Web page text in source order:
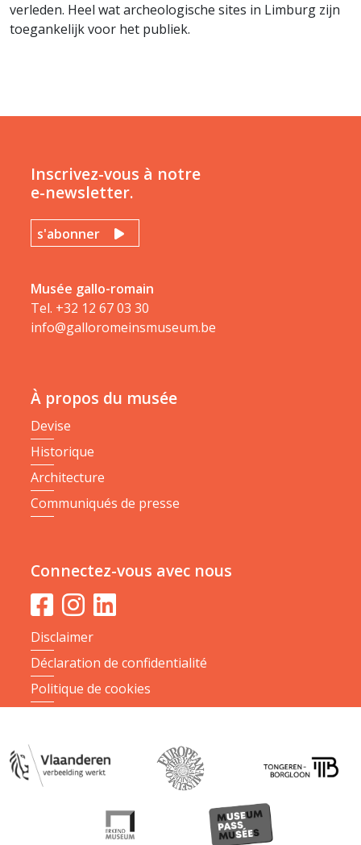
verleden. Heel wat archeologische sites in Limburg zijn
toegankelijk voor het publiek.
Inscrivez-vous à notre
e-newsletter.
s'abonner
Musée gallo-romain
Tel. +32 12 67 03 30
info@galloromeinsmuseum.be
À propos du musée
Devise
Historique
Architecture
Communiqués de presse
Connectez-vous avec nous
Disclaimer
Déclaration de confidentialité
Politique de cookies